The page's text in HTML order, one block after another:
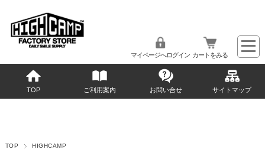
マイページへログイン カートをみる
TOP ご利用案内 お問い合せ サイトマップ
TOP HIGHCAMP